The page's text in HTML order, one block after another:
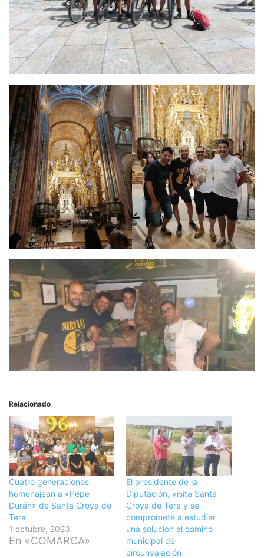
Relacionado
Cuatro generaciones
homenajean a «Pepe
Durán» de Santa Croya de
Tera
1 octubre, 2023
En «COMARCA»
El presidente de la
Diputación, visita Santa
Croya de Tera y se
compromete a estudiar
una solución al camino
municipal de
circunvalación